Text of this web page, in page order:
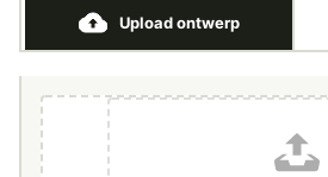
Upload ontwerp